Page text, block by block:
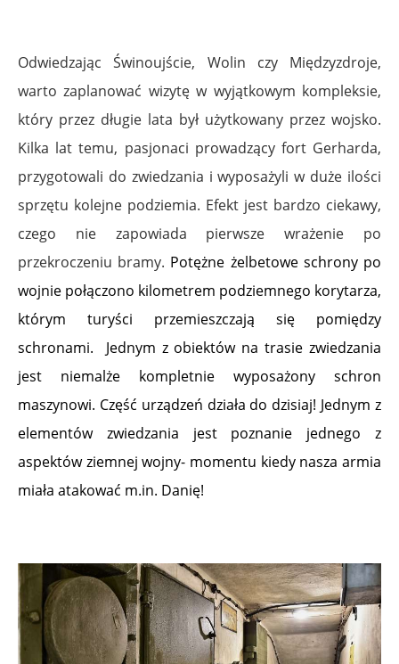
Odwiedzając Świnoujście, Wolin czy Międzyzdroje,
warto zaplanować wizytę w wyjątkowym kompleksie,
który przez długie lata był użytkowany przez wojsko.
Kilka lat temu, pasjonaci prowadzący fort Gerharda,
przygotowali do zwiedzania i wyposażyli w duże ilości
sprzętu kolejne podziemia. Efekt jest bardzo ciekawy,
czego nie zapowiada pierwsze wrażenie po
przekroczeniu bramy. Potężne żelbetowe schrony po
wojnie połączono kilometrem podziemnego korytarza,
którym turyści przemieszczają się pomiędzy
schronami. Jednym z obiektów na trasie zwiedzania
jest niemalże kompletnie wyposażony schron
maszynowi. Część urządzeń działa do dzisiaj! Jednym z
elementów zwiedzania jest poznanie jednego z
aspektów ziemnej wojny- momentu kiedy nasza armia
miała atakować m.in. Danię!